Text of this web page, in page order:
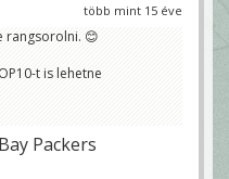
több mint 15 éve
rangsorolni. 😊
t is lehetne
Packers